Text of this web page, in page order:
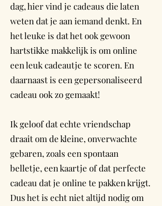
dag, hier vind je cadeaus die laten
weten dat je aan iemand denkt. En
het leuke is dat het ook gewoon
hartstikke makkelijk is om online
een leuk cadeautje te scoren. En
daarnaast is een gepersonaliseerd
cadeau ook zo gemaakt!
Ik geloof dat echte vriendschap
draait om de kleine, onverwachte
gebaren, zoals een spontaan
belletje, een kaartje of dat perfecte
cadeau dat je online te pakken krijgt.
Dus het is echt niet altijd nodig om